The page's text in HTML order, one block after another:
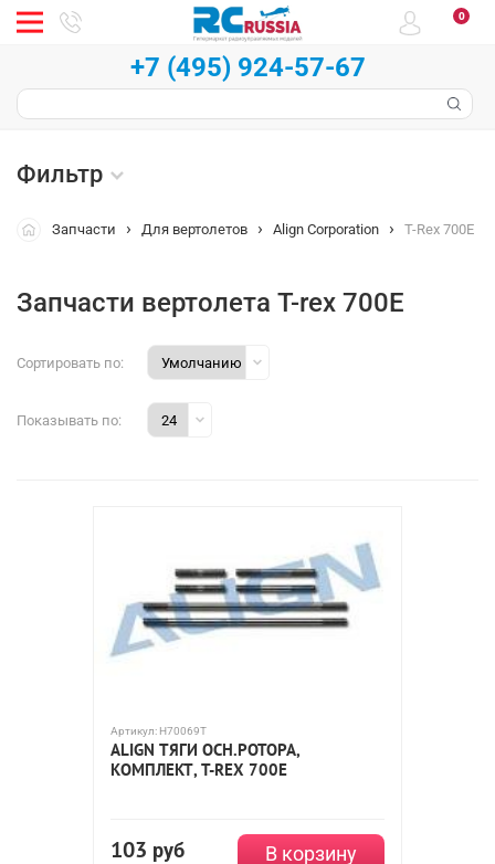
0
+7 (495) 924-57-67
Фильтр
Запчасти Для вертолетов Align Corporation T-Rex 700E
Запчасти вертолета T-rex 700E
Сортировать по:
Показывать по:
Артикул: H70069T
ALIGN ТЯГИ ОСН.РОТОРА,
КОМПЛЕКТ, T-REX 700E
103 руб В корзину